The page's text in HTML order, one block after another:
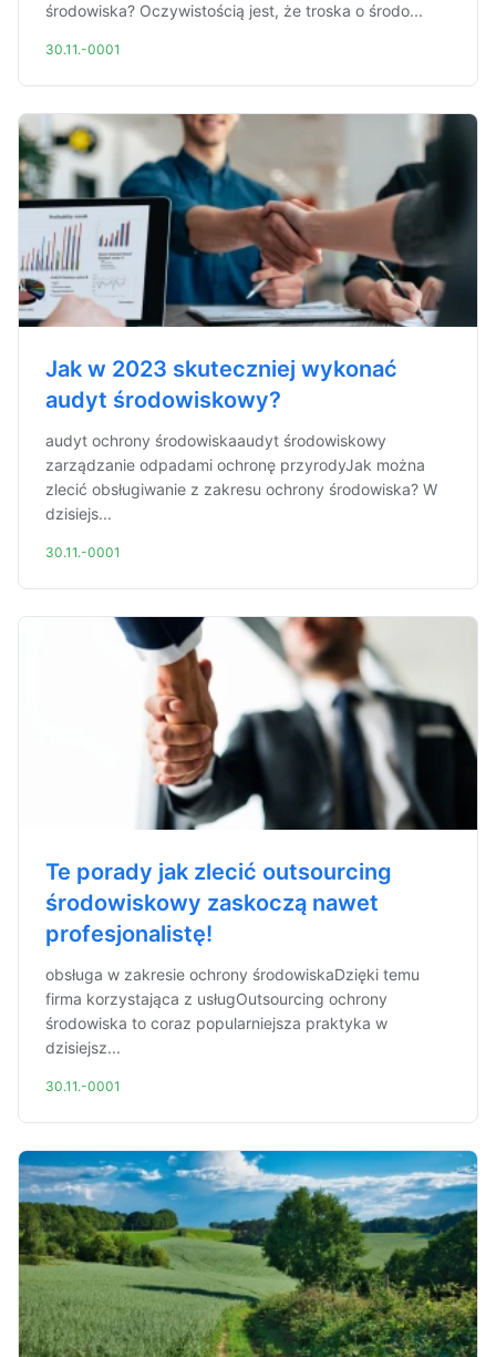
środowiska? Oczywistością jest, że troska o środo...
30.11.-0001
Jak w 2023 skuteczniej wykonać
audyt środowiskowy?
audyt ochrony środowiskaaudyt środowiskowy
zarządzanie odpadami ochronę przyrodyJak można
zlecić obsługiwanie z zakresu ochrony środowiska? W
dzisiejs...
30.11.-0001
Te porady jak zlecić outsourcing
środowiskowy zaskoczą nawet
profesjonalistę!
obsługa w zakresie ochrony środowiskaDzięki temu
firma korzystająca z usługOutsourcing ochrony
środowiska to coraz popularniejsza praktyka w
dzisiejsz...
30.11.-0001